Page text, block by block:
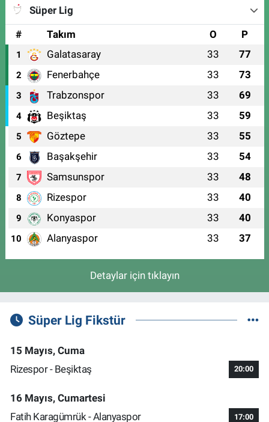
Süper Lig
#
Takım O P
1 Galatasaray 33 77
2 Fenerbahçe 33 73
3 Trabzonspor 33 69
4 Beşiktaş 33 59
5 Göztepe 33 55
6 Başakşehir 33 54
7 Samsunspor 33 48
8 Rizespor 33 40
9 Konyaspor 33 40
10 Alanyaspor 33 37
Detaylar için tıklayın
Süper Lig Fikstür
15 Mayıs, Cuma
Rizespor - Beşiktaş
20:00
16 Mayıs, Cumartesi
Fatih Karagümrük - Alanyaspor
17:00